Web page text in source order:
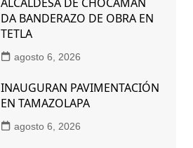
DA BANDERAZO DE OBRA EN
TETLA
agosto 6, 2026
INAUGURAN PAVIMENTACIÓN
EN TAMAZOLAPA
agosto 6, 2026